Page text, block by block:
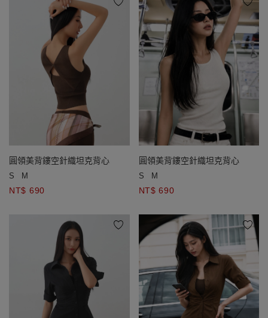
圓領美背鏤空針織坦克背心
S M
NT$ 690
圓領美背鏤空針織坦克背心
S M
NT$ 690